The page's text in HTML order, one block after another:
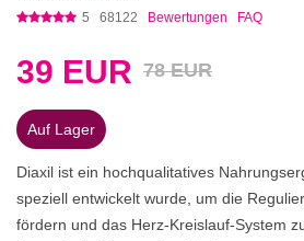
5 68122 Bewertungen FAQ
39 EUR 78 EUR
Auf Lager
Diaxil ist ein hochqualitatives
speziell entwickelt wurde, um die
fördern und das Herz-Kreislauf-System